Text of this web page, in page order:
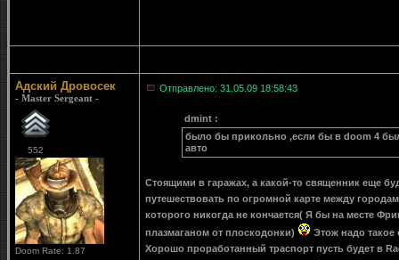
Адский Дровосек
- Master Sergeant -
552
Doom Rate: 1.87
Отправлено: 31.05.09 18:58:43
dmint :
было бы прикольно ,если бы в doom 4
авто
Стоящими в гаражах, а какой-то священник еще
путешествовать по огромной карте между
которого никогда не кончается( Я бы на месте
плазмаганом от плоскодонки)
Этож надо такое
Хорошо проработанный траспорт пусть будет в